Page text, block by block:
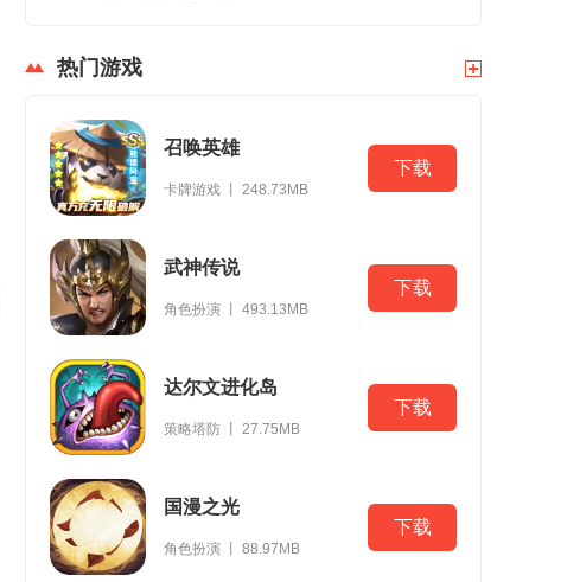
热门游戏
召唤英雄
卡牌游戏 丨 248.73MB
下载
武神传说
角色扮演 丨 493.13MB
下载
达尔文进化岛
策略塔防 丨 27.75MB
下载
国漫之光
角色扮演 丨 88.97MB
下载